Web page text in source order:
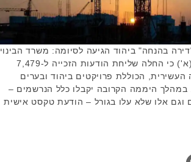
בהנחה" ביהוד הגיעה לסיומה: משרד הבינוי
והשיכון עדכן הבוקר (א') כי החלה שליחת הודעות הזכייה ל-7,479
העשירית, הכוללת פרויקטים ביהוד ובערים
במהלך היממה הקרובה יקבלו כלל הנרשמים –
וגם אלו שלא עלו בגורל – הודעת טקסט אישית